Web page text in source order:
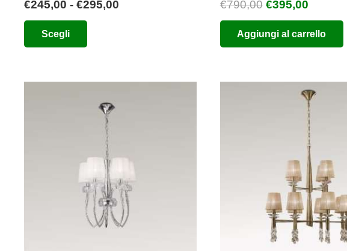
€245,00 - €295,00
a
Scegli
Le
opzioni
possono
essere
scelte
nella
pagina
del
€790,00 Il
prezzo
originale
era:
€395,00Il
prezzo
attuale
è:
Aggiungi al carrello